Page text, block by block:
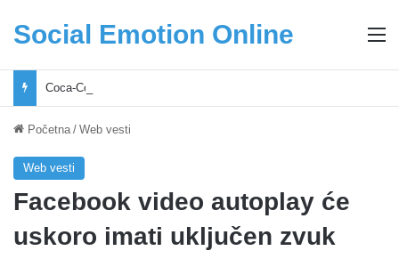
Social Emotion Online
Početna / Web vesti
Web vesti
Facebook video autoplay će
uskoro imati uključen zvuk